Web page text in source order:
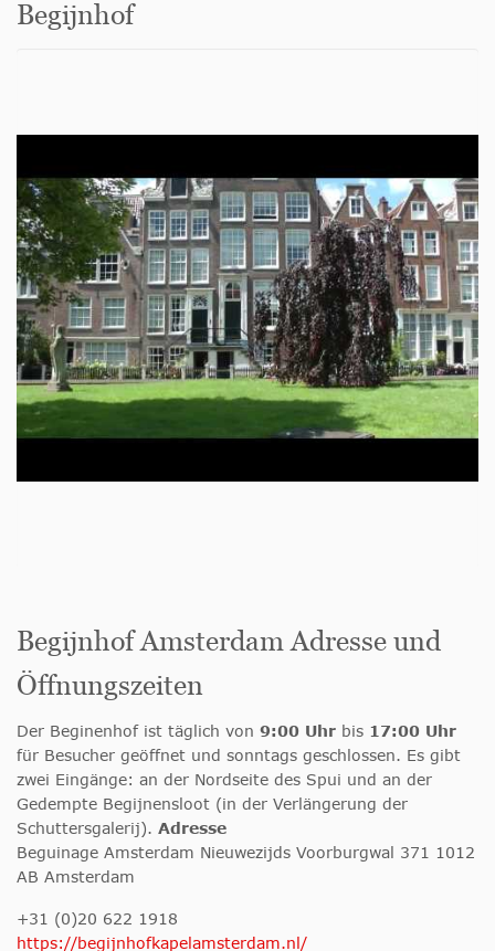
Begijnhof
Begijnhof Amsterdam Adresse und
Öffnungszeiten
Der Beginenhof ist täglich von 9:00 Uhr bis 17:00 Uhr
für Besucher geöffnet und sonntags geschlossen. Es gibt
zwei Eingänge: an der Nordseite des Spui und an der
Gedempte Begijnensloot (in der Verlängerung der
Schuttersgalerij). Adresse
Beguinage Amsterdam Nieuwezijds Voorburgwal 371 1012
AB Amsterdam
+31 (0)20 622 1918
https://begijnhofkapelamsterdam.nl/